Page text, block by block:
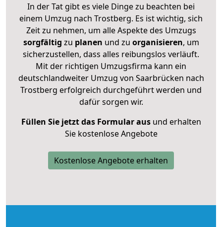
In der Tat gibt es viele Dinge zu beachten bei
einem Umzug nach Trostberg. Es ist wichtig, sich
Zeit zu nehmen, um alle Aspekte des Umzugs
sorgfältig zu planen und zu organisieren, um
sicherzustellen, dass alles reibungslos verläuft.
Mit der richtigen Umzugsfirma kann ein
deutschlandweiter Umzug von Saarbrücken nach
Trostberg erfolgreich durchgeführt werden und
dafür sorgen wir.
Füllen Sie jetzt das Formular ausund erhalten
Sie kostenlose Angebote
Kostenlose Angebote erhalten